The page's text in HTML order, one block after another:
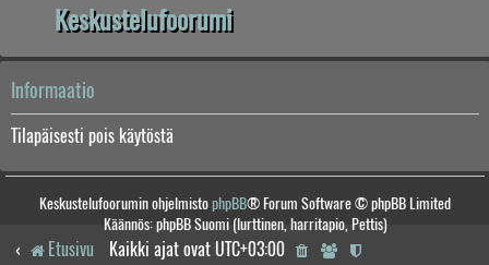
Keskustelufoorumi
Informaatio
Tilapäisesti pois käytöstä
Keskustelufoorumin ohjelmistophpBB® Forum Software © phpBB Limited
Käännös: phpBB Suomi (lurttinen, harritapio, Pettis)
Etusivu Kaikki ajat ovat UTC+03:00